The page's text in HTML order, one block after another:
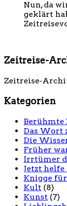
Nun, da
geklärt
Zeitreise-
Zeitreise-
Kategorien
Berühmte
Das Wort
Die
Früher
Irrtümer
Jetzt
Knigge
Kult (8)
Kunst (7)